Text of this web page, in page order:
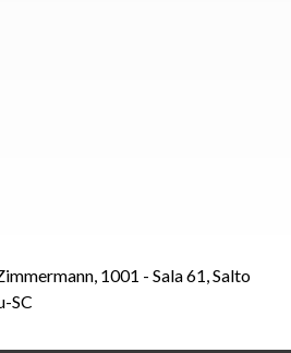
1001 - Sala 61, Salto
SC